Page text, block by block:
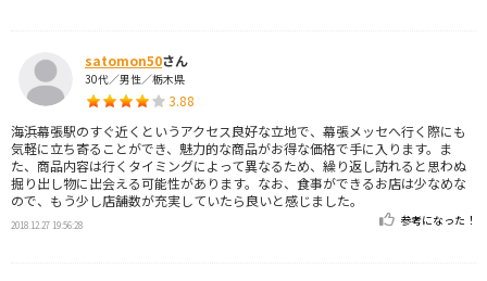
satomon50さん
30代／男性／栃木県
3.88
海浜幕張駅のすぐ近くというアクセス良好な立地で、幕張メッセへ行く際にも
気軽に立ち寄ることができ、魅力的な商品がお得な価格で手に入ります。ま
た、商品内容は行くタイミングによって異なるため、繰り返し訪れると思わぬ
掘り出し物に出会える可能性があります。なお、食事ができるお店は少なめな
ので、もう少し店舗数が充実していたら良いと感じました。
2018.12.27 19:56:28 参考になった！